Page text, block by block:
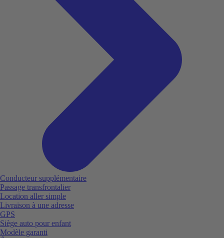
Conducteur supplémentaire
Passage transfrontalier
Location aller simple
Livraison à une adresse
GPS
Siège auto pour enfant
Modèle garanti